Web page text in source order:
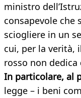
ministro
consapevole che
sciogliere in un
cui, per la verità,
rosso non dedica
In particolare, al
legge – i beni